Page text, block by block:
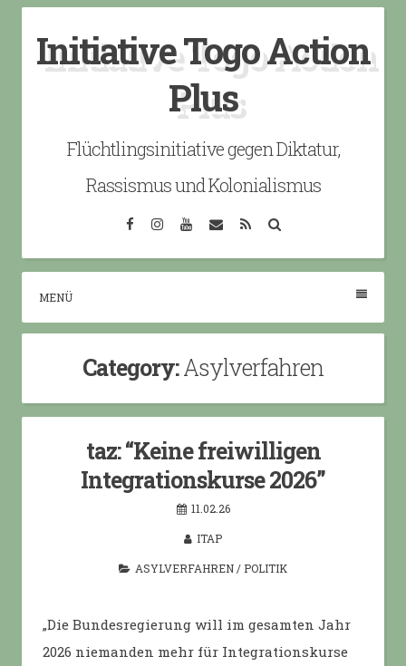
content
Initiative Togo Action
Plus
Flüchtlingsinitiative gegen Diktatur,
Rassismus und Kolonialismus
FacebookInstagramYouTube
EmailRSS
MENÜ
Category:Asylverfahren
taz: “Keine freiwilligen
Integrationskurse 2026”
11.02.26
ITAP
ASYLVERFAHREN / POLITIK
„Die Bundesregierung will im gesamten Jahr
2026 niemanden mehr für Integrationskurse